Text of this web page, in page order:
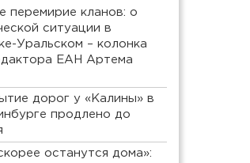
перемирие кланов: о
ситуации в
Уральском – колонка
ЕАН Артема
дорог у «Калины» в
продлено до
останутся дома»: